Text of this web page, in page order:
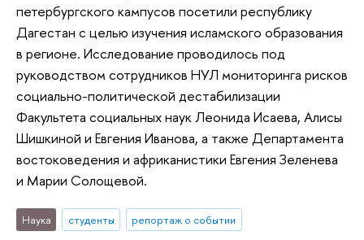
петербургского кампусов посетили республику
Дагестан с целью изучения исламского образования
в регионе. Исследование проводилось под
руководством сотрудников НУЛ мониторинга рисков
социально-политической дестабилизации
Факультета социальных наук Леонида Исаева, Алисы
Шишкиной и Евгения Иванова, а также Департамента
востоковедения и африканистики Евгения Зеленева
и Марии Солощевой.
Наука студенты репортаж о событии